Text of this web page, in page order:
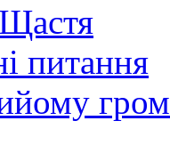
питання